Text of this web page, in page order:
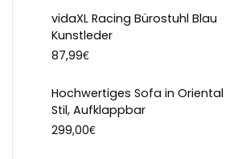
vidaXL Racing Bürostuhl Blau
Kunstleder
87,99€
Hochwertiges Sofa in Oriental
Stil, Aufklappbar
299,00€